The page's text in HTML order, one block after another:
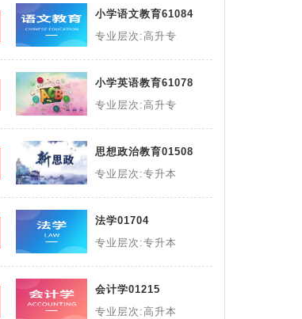
小学语文教育61084
专业层次:高升专
小学英语教育61078
专业层次:高升专
思想政治教育01508
专业层次:专升本
法学01704
专业层次:专升本
会计学01215
专业层次:高升本